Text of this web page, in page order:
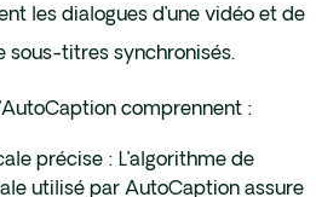
les dialogues d’une vidéo et de
sous-titres synchronisés.
comprennent :
précise : L’algorithme de
utilisé par AutoCaption assure